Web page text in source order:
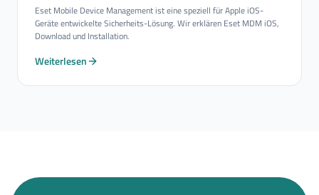
Eset Mobile Device Management ist eine speziell für Apple iOS-
Geräte entwickelte Sicherheits-Lösung. Wir erklären Eset MDM iOS,
Download und Installation.
Weiterlesen